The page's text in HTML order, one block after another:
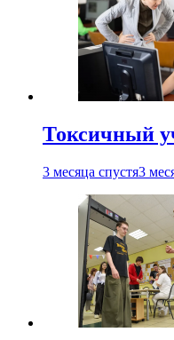
Токсичный
3 месяца спустя3